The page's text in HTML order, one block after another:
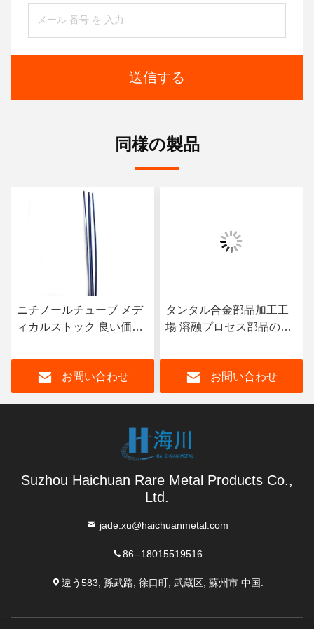
送信する
同様の製品
ニチノールチューブ メデ
ィカルストック 良い価格
超弾性 ニチノールチュー
お問い合わせ
タンタル合金部品加工工
場 溶融プロセス部品のた
明るい灰色タンタル溶融
お問い合わせ
Suzhou Haichuan Rare Metal Products Co.,
Ltd.
jade.xu@haichuanmetal.com
86--18015519516
違う583, 孫武路, 徐口町, 武蔵区, 蘇州市 中国.